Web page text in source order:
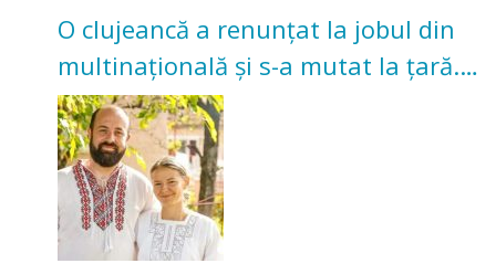
O clujeancă a renunțat la jobul din
multinațională și s-a mutat la țară.
Acum cultivă legume în grădina
bunicilor